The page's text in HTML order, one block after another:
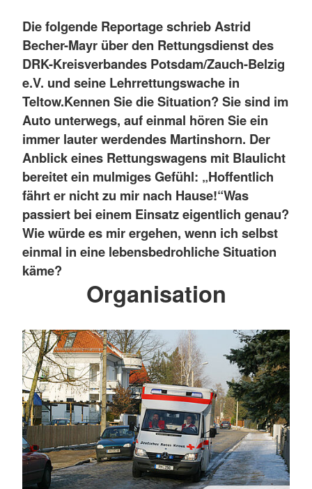
Die folgende Reportage schrieb Astrid
Becher-Mayr über den Rettungsdienst des
DRK-Kreisverbandes Potsdam/Zauch-Belzig
e.V. und seine Lehrrettungswache in
Teltow.Kennen Sie die Situation? Sie sind im
Auto unterwegs, auf einmal hören Sie ein
immer lauter werdendes Martinshorn. Der
Anblick eines Rettungswagens mit Blaulicht
bereitet ein mulmiges Gefühl: „Hoffentlich
fährt er nicht zu mir nach Hause!“Was
passiert bei einem Einsatz eigentlich genau?
Wie würde es mir ergehen, wenn ich selbst
einmal in eine lebensbedrohliche Situation
käme?
Organisation